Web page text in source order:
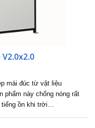
mái đúc từ vật liệu
phẩm này chống nóng rất
ồn khi trời…